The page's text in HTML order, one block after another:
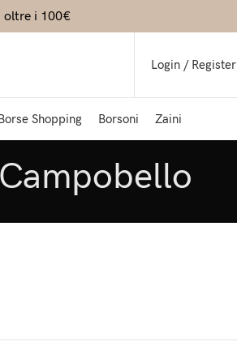
Login / Register
Shopping Borsoni Zaini
oltre i 100€